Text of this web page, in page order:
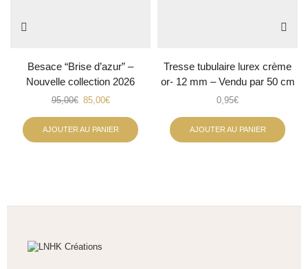
Besace “Brise d’azur” –
Nouvelle collection 2026
95,00€ 85,00€
AJOUTER AU PANIER
Tresse tubulaire lurex crème
or- 12 mm – Vendu par 50 cm
0,95€
AJOUTER AU PANIER